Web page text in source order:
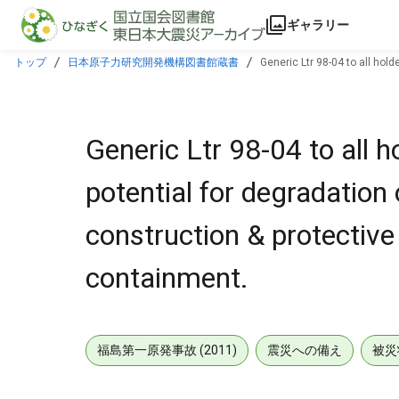
本文に飛ぶ
ギャラリー
トップ 日本原子力研究開発機構図書館蔵書
Generic Ltr 98-04 to all
Generic Ltr 98-04 to all
potential for degradation
construction &
containment.
福島第一原発事故 (2011) 震災への備え 被災